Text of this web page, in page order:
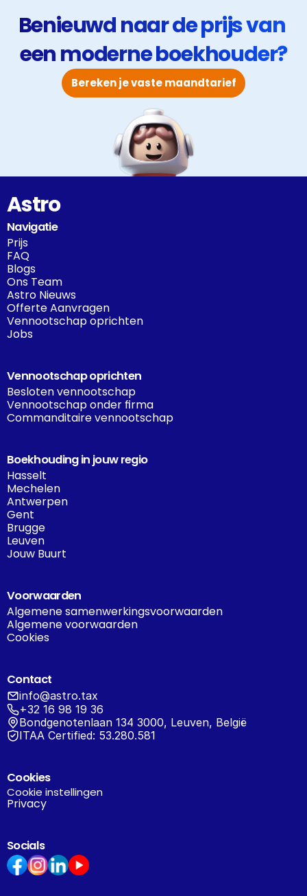
Benieuwd naar de prijs van
een moderne boekhouder?
Bereken je vaste maandtarief
Astro
Navigatie
Prijs
FAQ
Blogs
Ons Team
Astro Nieuws
Offerte Aanvragen
Vennootschap oprichten
Jobs
Vennootschap oprichten
Besloten vennootschap
Vennootschap onder firma
Commanditaire vennootschap
Boekhouding in jouw regio
Hasselt
Mechelen
Antwerpen
Gent
Brugge
Leuven
Jouw Buurt
Voorwaarden
Algemene samenwerkingsvoorwaarden
Algemene voorwaarden
Cookies
Contact
info@astro.tax
+32 16 98 19 36
Bondgenotenlaan 134 3000, Leuven, België
ITAA Certified: 53.280.581
Cookies
Cookie instellingen
Privacy
Socials